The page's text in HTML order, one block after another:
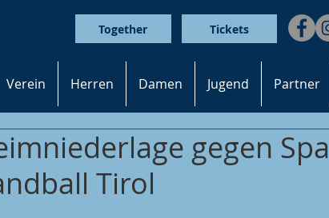
Together Tickets
Verein Herren Damen Jugend Partner
gegen
Tirol